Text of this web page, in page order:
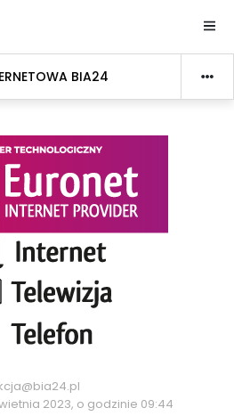
BIA24
2023, o godzinie 09:44